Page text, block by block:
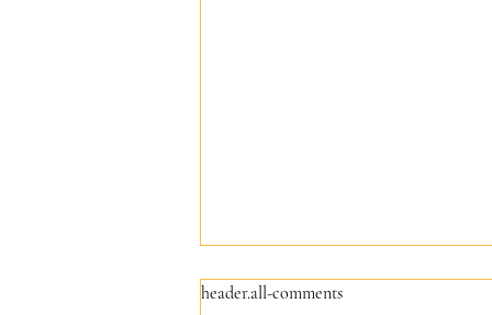
header.all-comments